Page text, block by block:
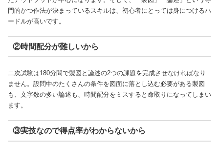
門的かつ作法が決まっているスキルは、初心者にとっては身につけるハ
ードルが高いです。
②時間配分が難しいから
二次試験は180分間で製図と論述の2つの課題を完成させなければなり
ません。設問中のたくさんの条件を図面に落とし込む必要がある製図
も、文字数の多い論述も、時間配分をミスすると命取りになってしまい
ます。
③実技なので得点率がわからないから